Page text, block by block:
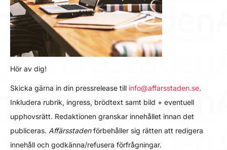
Hör av dig!
Skicka gärna in din pressrelease till info@affarsstaden.se.
Inkludera rubrik, ingress, brödtext samt bild + eventuell
upphovsrätt. Redaktionen granskar innehållet innan det
publiceras. Affärsstadenförbehåller sig rätten att redigera
innehåll och godkänna/refusera förfrågningar.